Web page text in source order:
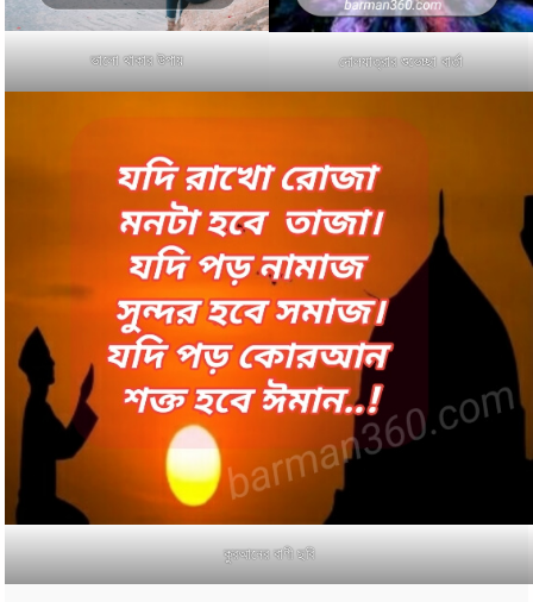
ভালো থাকার উপায় দোলযাত্রার শুভেচ্ছা বার্তা
কুরআনের বাণী ছবি